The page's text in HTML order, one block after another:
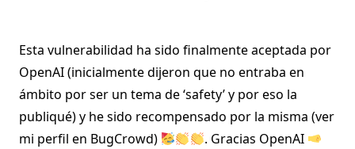
Esta vulnerabilidad ha sido finalmente aceptada por
OpenAI (inicialmente dijeron que no entraba en
ámbito por ser un tema de ‘safety’ y por eso la
publiqué) y he sido recompensado por la misma (ver
mi perfil en BugCrowd)
. Gracias OpenAI